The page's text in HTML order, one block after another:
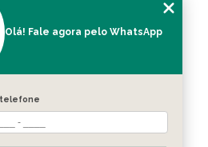
Olá! Fale agora pelo WhatsApp
telefone